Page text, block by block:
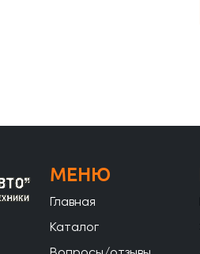
МЕНЮ
Главная
Каталог